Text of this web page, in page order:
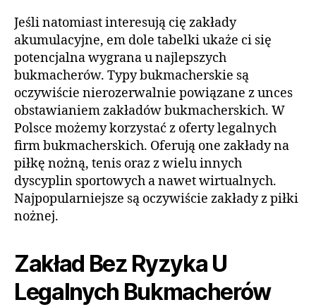
Jeśli natomiast interesują cię zakłady
akumulacyjne, em dole tabelki ukaże ci się
potencjalna wygrana u najlepszych
bukmacherów. Typy bukmacherskie są
oczywiście nierozerwalnie powiązane z unces
obstawianiem zakładów bukmacherskich. W
Polsce możemy korzystać z oferty legalnych
firm bukmacherskich. Oferują one zakłady na
piłkę nożną, tenis oraz z wielu innych
dyscyplin sportowych a nawet wirtualnych.
Najpopularniejsze są oczywiście zakłady z piłki
nożnej.
Zakład Bez Ryzyka U
Legalnych Bukmacherów